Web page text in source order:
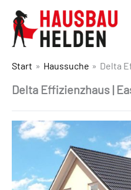
Start Haussuche Delta
Delta Effizienzhaus |